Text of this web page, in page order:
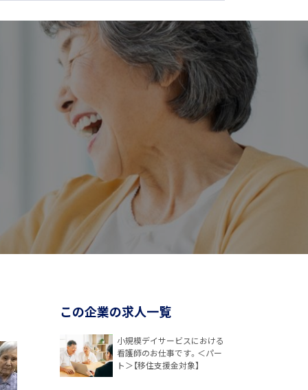
この企業の求人一覧
小規模デイサービスにおける
看護師のお仕事です。＜パー
ト＞【移住支援金対象】